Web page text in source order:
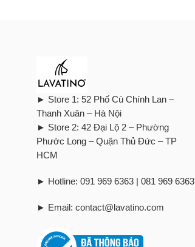
► Store 1: 52 Phố Cù Chính Lan –
Thanh Xuân – Hà Nội
► Store 2: 42 Đại Lộ 2 – Phường
Phước Long – Quận Thủ Đức – TP
HCM
► Hotline: 091 969 6363 | 081 969 6363
► Email: contact@lavatino.com